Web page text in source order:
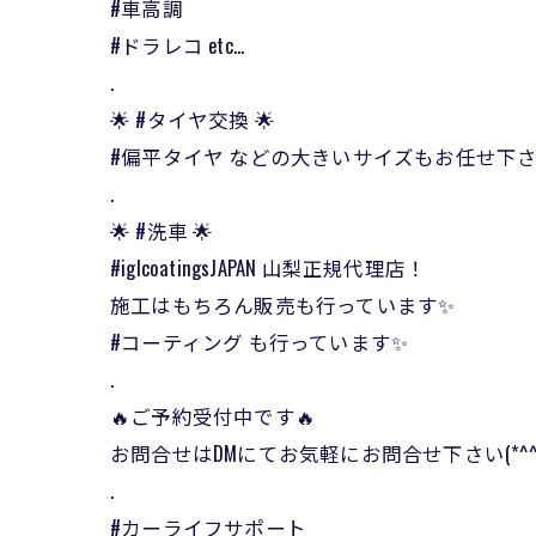
#車高調
#ドラレコ etc…
.
🌟 #タイヤ交換 🌟
#偏平タイヤ などの大きいサイズもお任せ下
.
🌟 #洗車 🌟
#iglcoatingsJAPAN 山梨正規代理店！
施工はもちろん販売も行っています✨
#コーティング も行っています✨
.
🔥ご予約受付中です🔥
お問合せはDMにてお気軽にお問合せ下さい
.
#カーライフサポート